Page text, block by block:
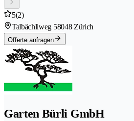
5(2)
Talbächliweg 58048 Zürich
Offerte anfragen
Garten Bürli GmbH